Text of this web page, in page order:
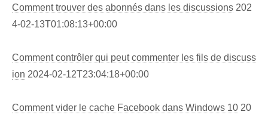
Comment trouver des abonnés dans les discussions 202
4-02-13T01:08:13+00:00
Comment contrôler qui peut commenter les fils de discuss
ion 2024-02-12T23:04:18+00:00
Comment vider le cache Facebook dans Windows 10 20